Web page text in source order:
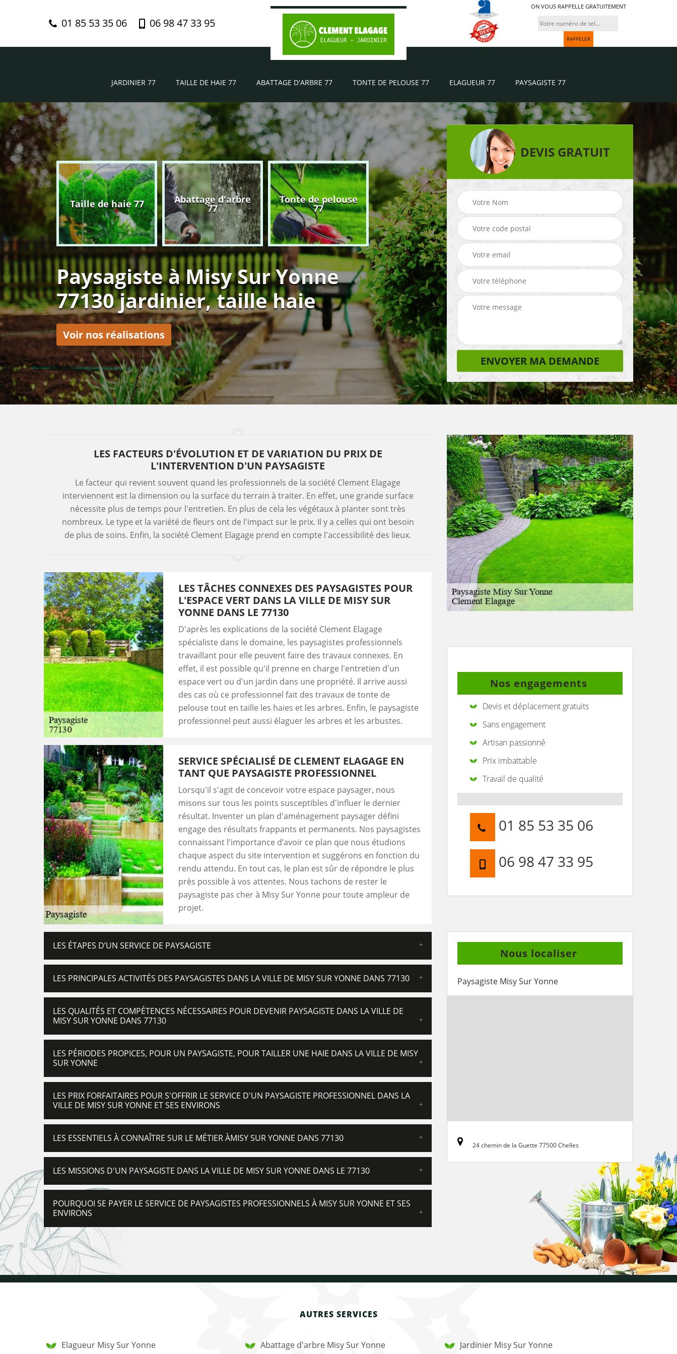
01 85 53 35 06 06 98 47 33 95
ON VOUS RAPPELLE GRATUITEMENT
JARDINIER 77 TAILLE DE HAIE 77 ABATTAGE D'ARBRE 77 TONTE DE PELOUSE 77 ELAGUEUR 77 PAYSAGISTE 77
Taille de haie 77 Abattage d'arbre
77
Tonte de pelouse
77 Elagueur 77 Paysagiste 77 Jardinier 77
Paysagiste à Misy Sur Yonne
77130 jardinier, taille haie
Voir nos réalisations
DEVIS GRATUIT
LES FACTEURS D'ÉVOLUTION ET DE VARIATION DU PRIX DE
L'INTERVENTION D'UN PAYSAGISTE
Le facteur qui revient souvent quand les professionnels de la société Clement Elagage
interviennent est la dimension ou la surface du terrain à traiter. En effet, une grande surface
nécessite plus de temps pour l'entretien. En plus de cela les végétaux à planter sont très
nombreux. Le type et la variété de fleurs ont de l'impact sur le prix. Il y a celles qui ont besoin
de plus de soins. Enfin, la société Clement Elagage prend en compte l'accessibilité des lieux.
LES TÂCHES CONNEXES DES PAYSAGISTES POUR
L'ESPACE VERT DANS LA VILLE DE MISY SUR
YONNE DANS LE 77130
D'après les explications de la société Clement Elagage
spécialiste dans le domaine, les paysagistes professionnels
travaillant pour elle peuvent faire des travaux connexes. En
effet, il est possible qu'il prenne en charge l'entretien d'un
espace vert ou d'un jardin dans une propriété. Il arrive aussi
des cas où ce professionnel fait des travaux de tonte de
pelouse tout en taille les haies et les arbres. Enfin, le paysagiste
professionnel peut aussi élaguer les arbres et les arbustes.
SERVICE SPÉCIALISÉ DE CLEMENT ELAGAGE EN
TANT QUE PAYSAGISTE PROFESSIONNEL
Lorsqu'il s'agit de concevoir votre espace paysager, nous
misons sur tous les points susceptibles d'influer le dernier
résultat. Inventer un plan d'aménagement paysager défini
engage des résultats frappants et permanents. Nos paysagistes
connaissant l'importance d’avoir ce plan que nous étudions
chaque aspect du site intervention et suggérons en fonction du
rendu attendu. En tout cas, le plan est sûr de répondre le plus
près possible à vos attentes. Nous tachons de rester le
paysagiste pas cher à Misy Sur Yonne pour toute ampleur de
projet.
LES ÉTAPES D’UN SERVICE DE PAYSAGISTE
LES PRINCIPALES ACTIVITÉS DES PAYSAGISTES DANS LA VILLE DE MISY SUR YONNE DANS 77130
LES QUALITÉS ET COMPÉTENCES NÉCESSAIRES POUR DEVENIR PAYSAGISTE DANS LA VILLE DE
MISY SUR YONNE DANS 77130
LES PÉRIODES PROPICES, POUR UN PAYSAGISTE, POUR TAILLER UNE HAIE DANS LA VILLE DE MISY
SUR YONNE
LES PRIX FORFAITAIRES POUR S'OFFRIR LE SERVICE D'UN PAYSAGISTE PROFESSIONNEL DANS LA
VILLE DE MISY SUR YONNE ET SES ENVIRONS
LES ESSENTIELS À CONNAÎTRE SUR LE MÉTIER ÀMISY SUR YONNE DANS 77130
LES MISSIONS D'UN PAYSAGISTE DANS LA VILLE DE MISY SUR YONNE DANS LE 77130
POURQUOI SE PAYER LE SERVICE DE PAYSAGISTES PROFESSIONNELS À MISY SUR YONNE ET SES
ENVIRONS
Nos engagements
Devis et déplacement gratuits
Sans engagement
Artisan passionné
Prix imbattable
Travail de qualité
01 85 53 35 06
06 98 47 33 95
Nous localiser
Paysagiste Misy Sur Yonne
24 chemin de la Guette 77500 Chelles
AUTRES SERVICES
Elagueur Misy Sur Yonne Abattage d'arbre Misy Sur Yonne Jardinier Misy Sur Yonne